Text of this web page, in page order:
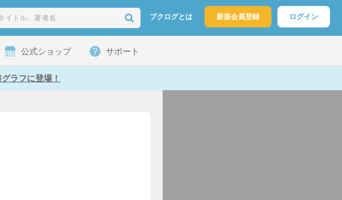
ブクログとは 新規会員登録 ログイン
公式ショップ サポート
ラフに登場！